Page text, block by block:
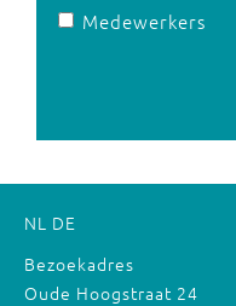
Medewerkers
NL DE
Bezoekadres
Oude Hoogstraat 24